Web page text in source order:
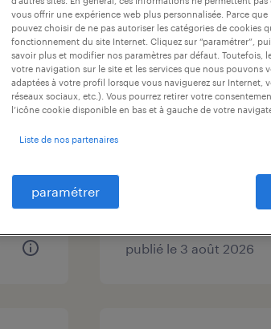
type de contrat durée du contrat
conducteur de
panneautage (f/h)
publié le 3 août 2026
vous offrir une expérience web plus personnalisée. Parce
pouvez choisir de ne pas autoriser les catégories de cookies
fonctionnement du site Internet. Cliquez sur “paramétrer”,
savoir plus et modifier nos paramètres par défaut. Toutefois,
votre navigation sur le site et les services que nous pouvons
adaptées à votre profil lorsque vous naviguerez sur Internet,
réseaux sociaux, etc.). Vous pourrez retirer votre
l’icône cookie disponible en bas et à gauche de votre
Liste de nos partenaires
paramétrer